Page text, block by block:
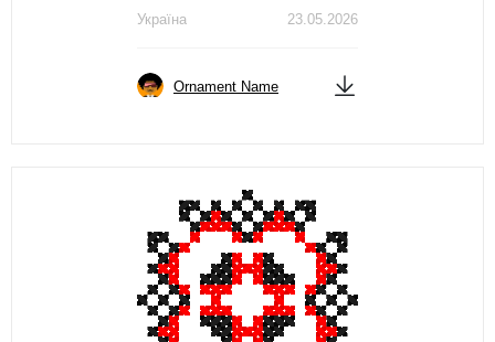
23.05.2026
Україна
Ornament Name